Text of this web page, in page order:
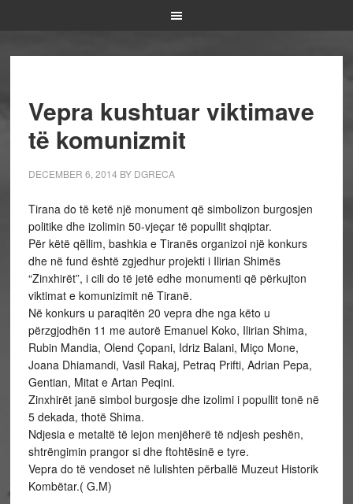
Vepra kushtuar viktimave
të komunizmit
DECEMBER 6, 2014 BY DGRECA
Tirana do të ketë një monument që simbolizon burgosjen
politike dhe izolimin 50-vjeçar të popullit shqiptar.
Për këtë qëllim, bashkia e Tiranës organizoi një konkurs
dhe në fund është zgjedhur projekti i Ilirian Shimës
“Zinxhirët”, i cili do të jetë edhe monumenti që përkujton
viktimat e komunizimit në Tiranë.
Në konkurs u paraqitën 20 vepra dhe nga këto u
përzgjodhën 11 me autorë Emanuel Koko, Ilirian Shima,
Rubin Mandia, Olend Çopani, Idriz Balani, Miço Mone,
Joana Dhiamandi, Vasil Rakaj, Petraq Prifti, Adrian Pepa,
Gentian, Mitat e Artan Peqini.
Zinxhirët janë simbol burgosje dhe izolimi i popullit tonë në
5 dekada, thotë Shima.
Ndjesia e metaltë të lejon menjëherë të ndjesh peshën,
shtrëngimin prangor si dhe ftohtësinë e tyre.
Vepra do të vendoset në lulishten përballë Muzeut Historik
Kombëtar.( G.M)